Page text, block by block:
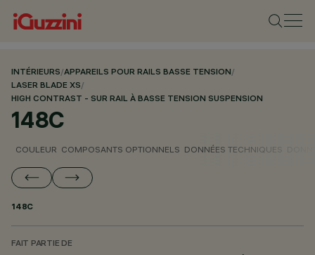
INTÉRIEURS/APPAREILS POUR RAILS BASSE TENSION/
LASER BLADE XS/
HIGH CONTRAST - SUR RAIL À BASSE TENSION SUSPENSION
148C
COULEUR COMPOSANTS OPTIONNELS DONNÉES TECHNIQUES
148C
FAIT PARTIE DE